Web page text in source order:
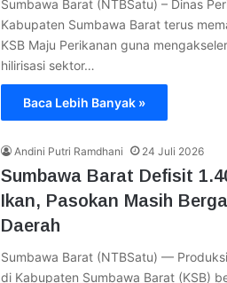
Sumbawa Barat (NTBSatu) – Dinas
Kabupaten Sumbawa Barat terus
KSB Maju Perikanan guna
hilirisasi sektor…
Baca Lebih Banyak »
Andini Putri Ramdhani 24 Juli 2026
Sumbawa Barat Defisit
Ikan, Pasokan Masih
Daerah
Sumbawa Barat (NTBSatu) —
di Kabupaten Sumbawa Barat (KSB)